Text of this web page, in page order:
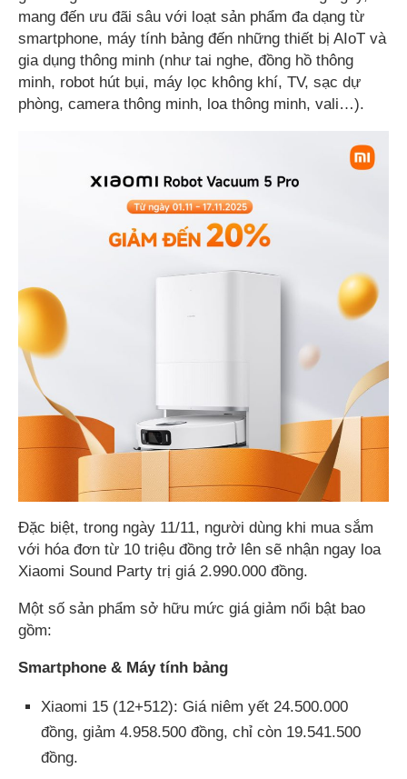
mang đến ưu đãi sâu với loạt sản phẩm đa dạng từ
smartphone, máy tính bảng đến những thiết bị AIoT và
gia dụng thông minh (như tai nghe, đồng hồ thông
minh, robot hút bụi, máy lọc không khí, TV, sạc dự
phòng, camera thông minh, loa thông minh, vali…).
Đặc biệt, trong ngày 11/11, người dùng khi mua sắm
với hóa đơn từ 10 triệu đồng trở lên sẽ nhận ngay loa
Xiaomi Sound Party trị giá 2.990.000 đồng.
Một số sản phẩm sở hữu mức giá giảm nổi bật bao
gồm:
Smartphone & Máy tính bảng
Xiaomi 15 (12+512): Giá niêm yết 24.500.000
đồng, giảm 4.958.500 đồng, chỉ còn 19.541.500
đồng.